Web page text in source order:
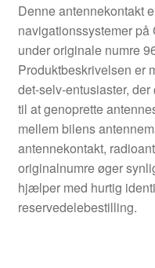
Denne antennekontakt
navigationssystemer
under originale numre
Produktbeskrivelsen er
det-selv-entusiaster,
til at genoprette
mellem bilens
antennekontakt,
originalnumre øger
hjælper med hurtig
reservedelebestilling.